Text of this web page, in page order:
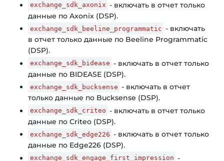
exchange_sdk_axonix - включать в отчет только
данные по Axonix (DSP).
exchange_sdk_beeline_programmatic - включать
в отчет только данные по Beeline Programmatic
(DSP).
exchange_sdk_bidease - включать в отчет только
данные по BIDEASE (DSP).
exchange_sdk_bucksense - включать в отчет
только данные по Bucksense (DSP).
exchange_sdk_criteo - включать в отчет только
данные по Criteo (DSP).
exchange_sdk_edge226 - включать в отчет только
данные по Edge226 (DSP).
exchange_sdk_engage_first_impression -